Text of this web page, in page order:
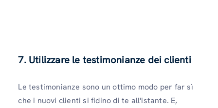
7. Utilizzare le testimonianze dei clienti
Le testimonianze sono un ottimo modo per far sì
che i nuovi clienti si fidino di te all'istante. E,